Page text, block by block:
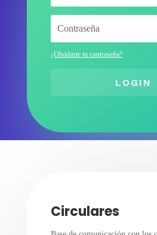
¿Olvidaste tu contraseña?
LOGIN
Circulares